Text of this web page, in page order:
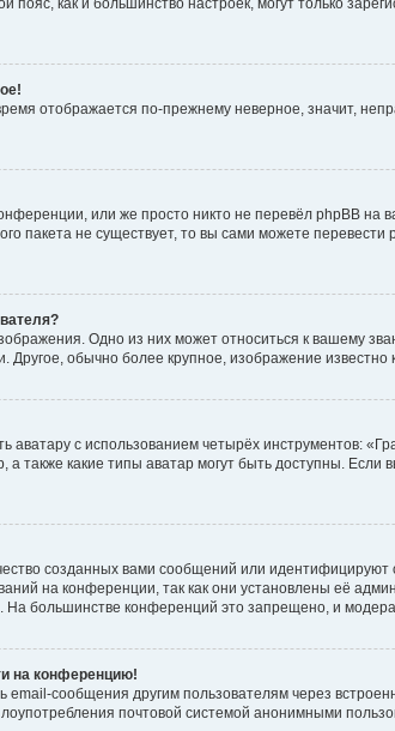
пояс, как и большинство настроек, могут только
отображается по-прежнему неверное, значит,
или же просто никто не перевёл phpBB
пакета не существует, то вы сами можете
Одно из них может относиться к вашему
обычно более крупное, изображение известно
с использованием четырёх инструментов:
также какие типы аватар могут быть доступны.
созданных вами сообщений или
на конференции, так как они установлены её
На большинстве конференций это запрещено, и
на конференцию!
email-сообщения другим пользователям через
почтовой системой анонимными